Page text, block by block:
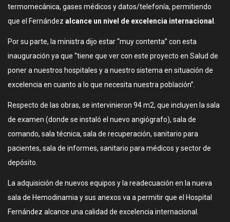
termomecánica, gases médicos y datos/telefonía, permitiendo
que el Fernández alcance un nivel de excelencia internacional
Por su parte, la ministra dijo estar “muy contenta” con esta
inauguración ya que “tiene que ver con este proyecto en Salud de
poner a nuestros hospitales y a nuestro sistema en situación de
excelencia en cuanto a lo que necesita nuestra población”.
Respecto de las obras, se intervinieron 94 m2, que incluyen la sala
de examen (donde se instaló el nuevo angiógrafo), sala de
comando, sala técnica, sala de recuperación, sanitario para
pacientes, sala de informes, sanitario para médicos y sector de
depósito.
La adquisición de nuevos equipos y la readecuación en la nueva
sala de Hemodinamia y sus anexos va a permitir que el Hospital
Fernández alcance una calidad de excelencia internacional.